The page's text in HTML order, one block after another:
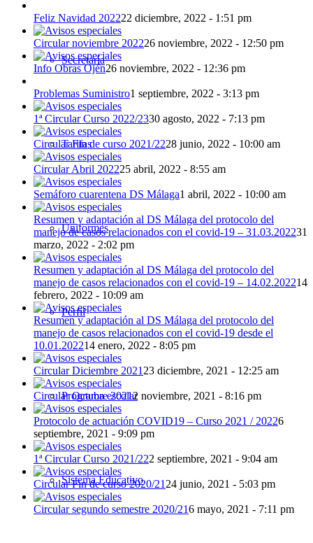
Secretaría
Tarifas
Uniformes
Perfil
Programa escolar
Sistema Educativo
Feliz Navidad 202222 diciembre, 2022 - 1:51 pm
Circular noviembre 202226 noviembre, 2022 - 12:50 pm
Info Obras Ojén26 noviembre, 2022 - 12:36 pm
Problemas Suministro1 septiembre, 2022 - 3:13 pm
1ª Circular Curso 2022/2330 agosto, 2022 - 7:13 pm
Circular Fin de curso 2021/2228 junio, 2022 - 10:00 am
Circular Abril 202225 abril, 2022 - 8:55 am
Semáforo cuarentena DS Málaga1 abril, 2022 - 10:00 am
Resumen y adaptación al DS Málaga del protocolo del
manejo de casos relacionados con el covid-19 – 31.03.202231
marzo, 2022 - 2:02 pm
Resumen y adaptación al DS Málaga del protocolo del
manejo de casos relacionados con el covid-19 – 14.02.202214
febrero, 2022 - 10:09 am
Resumen y adaptación al DS Málaga del protocolo del
manejo de casos relacionados con el covid-19 desde el
10.01.202214 enero, 2022 - 8:05 pm
Circular Diciembre 2021 23 diciembre, 2021 - 12:25 am
Circular Octubre 20212 noviembre, 2021 - 8:16 pm
Protocolo de actuación COVID19 – Curso 2021 / 20226
septiembre, 2021 - 9:09 pm
1ª Circular Curso 2021/222 septiembre, 2021 - 9:04 am
Circular Fin de curso 2020/21 24 junio, 2021 - 5:03 pm
Circular segundo semestre 2020/216 mayo, 2021 - 7:11 pm